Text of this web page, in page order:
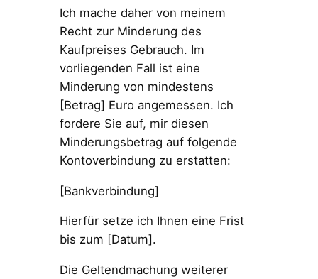
Ich mache daher von meinem
Recht zur Minderung des
Kaufpreises Gebrauch. Im
vorliegenden Fall ist eine
Minderung von mindestens
[Betrag] Euro angemessen. Ich
fordere Sie auf, mir diesen
Minderungsbetrag auf folgende
Kontoverbindung zu erstatten:
[Bankverbindung]
Hierfür setze ich Ihnen eine Frist
bis zum [Datum].
Die Geltendmachung weiterer